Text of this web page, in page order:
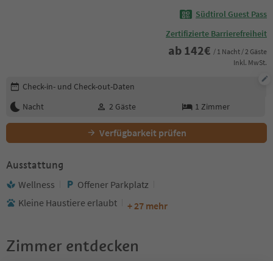
Südtirol Guest Pass
Zertifizierte Barrierefreiheit
ab 142€ / 1 Nacht / 2 Gäste
Inkl. MwSt.
Buchungsdetails bearbeiten
Check-in- und Check-out-Daten
Nacht
2 Gäste 1 Zimmer
Verfügbarkeit prüfen
Ausstattung
Wellness
Offener Parkplatz
Kleine Haustiere erlaubt
+ 27 mehr
Zimmer entdecken